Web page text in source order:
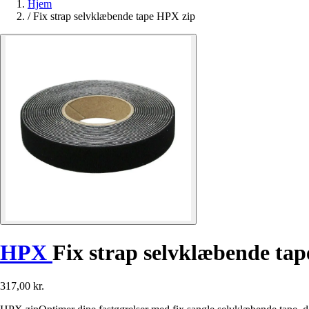
Hjem
/ Fix strap selvklæbende tape HPX zip
HPX Fix strap selvklæbende
317,00 kr.